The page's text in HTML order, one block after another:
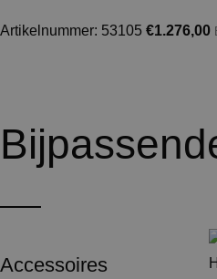
Artikelnummer: 53105 €1.276,00
Accessoires